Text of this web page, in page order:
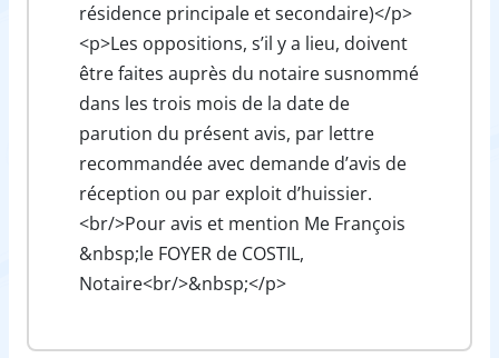
résidence principale et secondaire)</p>
<p>Les oppositions, s’il y a lieu, doivent
être faites auprès du notaire susnommé
dans les trois mois de la date de
parution du présent avis, par lettre
recommandée avec demande d’avis de
réception ou par exploit d’huissier.
<br/>Pour avis et mention Me François
&nbsp;le FOYER de COSTIL,
Notaire<br/>&nbsp;</p>